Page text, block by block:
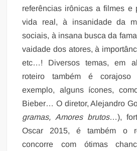
referências irônicas a filmes e
vida real, à insanidade da
sociais, à insana busca da
vaidade dos atores, à
etc…! Diversos temas, em
roteiro também é
exemplo, alguns ícones,
Bieber… O diretor, Alejandro
gramas, Amores brutos…),
Oscar 2015, é também o
concorre com ótimas